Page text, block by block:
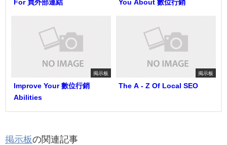
For 買外部連結 You About 數位行銷
掲示板
Improve Your 數位行銷
Abilities
掲示板
The A - Z Of Local SEO
掲示板の関連記事